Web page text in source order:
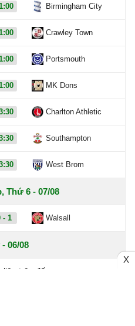
Birmingham City
Crawley Town
Portsmouth
MK Dons
Charlton Athletic
Southampton
West Brom
Thứ 6 - 07/08
- 1 Walsall
06/08
trận đấu
X